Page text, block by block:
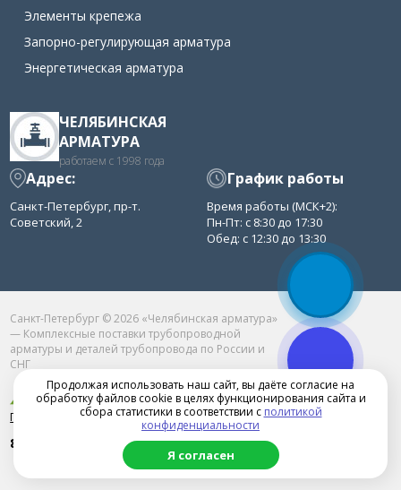
Элементы крепежа
Запорно-регулирующая арматура
Энергетическая арматура
ЧЕЛЯБИНСКАЯ
АРМАТУРА
работаем с 1998 года
Адрес:
Санкт-Петербург, пр-т.
Советский, 2
График работы
Время работы (МСК+2):
Пн-Пт: с 8:30 до 17:30
Обед: с 12:30 до 13:30
Санкт-Петербург © 2026 «Челябинская арматура»
— Комплексные поставки трубопроводной
арматуры и деталей трубопровода по России и
СНГ
Продвижение сайта в Челябинске
8 (800) 77-52-361
Продолжая использовать наш сайт, вы даёте согласие на
обработку файлов cookie в целях функционирования сайта и
сбора статистики в соответствии с политикой
конфиденциальности
Я согласен